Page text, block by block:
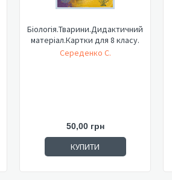
Біологія.Тварини.Дидактичний
матеріал.Картки для 8 класу.
Середенко С.
50,00 грн
КУПИТИ